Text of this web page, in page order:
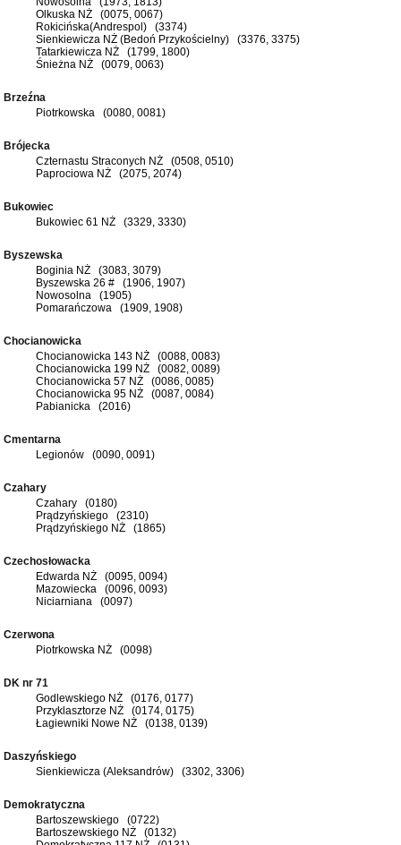
Olkuska NŻ (0075, 0067)
Rokicińska(Andrespol) (3374)
Sienkiewicza NŻ (Bedoń Przykościelny) (3376, 3375)
Tatarkiewicza NŻ (1799, 1800)
Śnieżna NŻ (0079, 0063)
Brzeźna
Piotrkowska (0080, 0081)
Brójecka
Czternastu Straconych NŻ (0508, 0510)
Paprociowa NŻ (2075, 2074)
Bukowiec
Bukowiec 61 NŻ (3329, 3330)
Byszewska
Boginia NŻ (3083, 3079)
Byszewska 26 # (1906, 1907)
Nowosolna (1905)
Pomarańczowa (1909, 1908)
Chocianowicka
Chocianowicka 143 NŻ (0088, 0083)
Chocianowicka 199 NŻ (0082, 0089)
Chocianowicka 57 NŻ (0086, 0085)
Chocianowicka 95 NŻ (0087, 0084)
Pabianicka (2016)
Cmentarna
Legionów (0090, 0091)
Czahary
Czahary (0180)
Prądzyńskiego (2310)
Prądzyńskiego NŻ (1865)
Czechosłowacka
Edwarda NŻ (0095, 0094)
Mazowiecka (0096, 0093)
Niciarniana (0097)
Czerwona
Piotrkowska NŻ (0098)
DK nr 71
Godlewskiego NŻ (0176, 0177)
Przyklasztorze NŻ (0174, 0175)
Łagiewniki Nowe NŻ (0138, 0139)
Daszyńskiego
Sienkiewicza (Aleksandrów) (3302, 3306)
Demokratyczna
Bartoszewskiego (0722)
Bartoszewskiego NŻ (0132)